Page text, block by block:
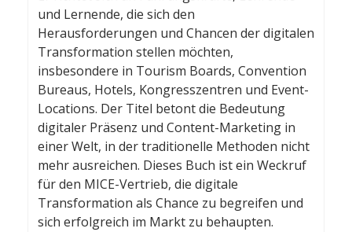
und Lernende, die sich den
Herausforderungen und Chancen der digitalen
Transformation stellen möchten,
insbesondere in Tourism Boards, Convention
Bureaus, Hotels, Kongresszentren und Event-
Locations. Der Titel betont die Bedeutung
digitaler Präsenz und Content-Marketing in
einer Welt, in der traditionelle Methoden nicht
mehr ausreichen. Dieses Buch ist ein Weckruf
für den MICE-Vertrieb, die digitale
Transformation als Chance zu begreifen und
sich erfolgreich im Markt zu behaupten.